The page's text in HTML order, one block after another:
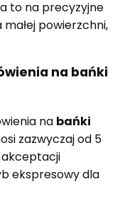
to na precyzyjne
powierzchni,
na bańki
na bańki
zazwyczaj od 5
akceptacji
ekspresowy dla